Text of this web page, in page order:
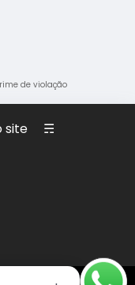
de violação
site ☴